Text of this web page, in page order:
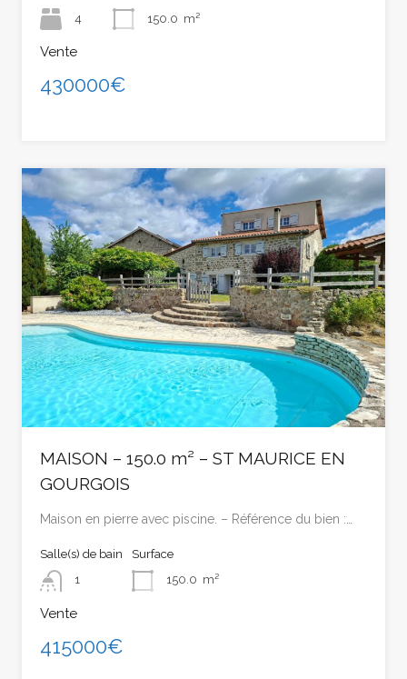
4
150.0 m²
Vente
430000€
MAISON – 150.0 m² – ST MAURICE EN
GOURGOIS
Maison en pierre avec piscine. – Référence du bien :…
Salle(s) de bain
1
Surface
150.0 m²
Vente
415000€